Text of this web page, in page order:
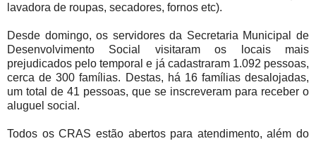
lavadora de roupas, secadores, fornos etc).
Desde domingo, os servidores da Secretaria Municipal de
Desenvolvimento Social visitaram os locais mais
prejudicados pelo temporal e já cadastraram 1.092 pessoas,
cerca de 300 famílias. Destas, há 16 famílias desalojadas,
um total de 41 pessoas, que se inscreveram para receber o
aluguel social.
Todos os CRAS estão abertos para atendimento, além do